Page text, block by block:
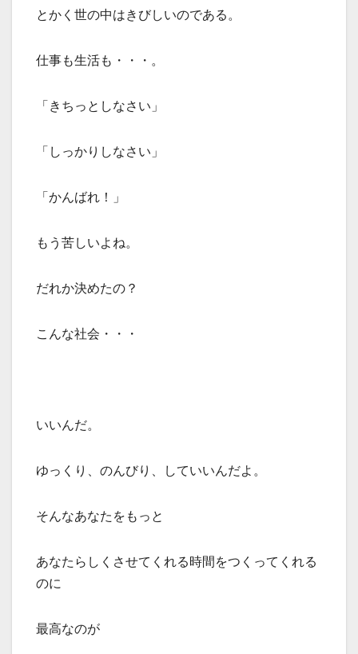
とかく世の中はきびしいのである。
仕事も生活も・・・。
「きちっとしなさい」
「しっかりしなさい」
「かんばれ！」
もう苦しいよね。
だれか決めたの？
こんな社会・・・
いいんだ。
ゆっくり、のんびり、していいんだよ。
そんなあなたをもっと
あなたらしくさせてくれる時間をつくってくれる
のに
最高なのが